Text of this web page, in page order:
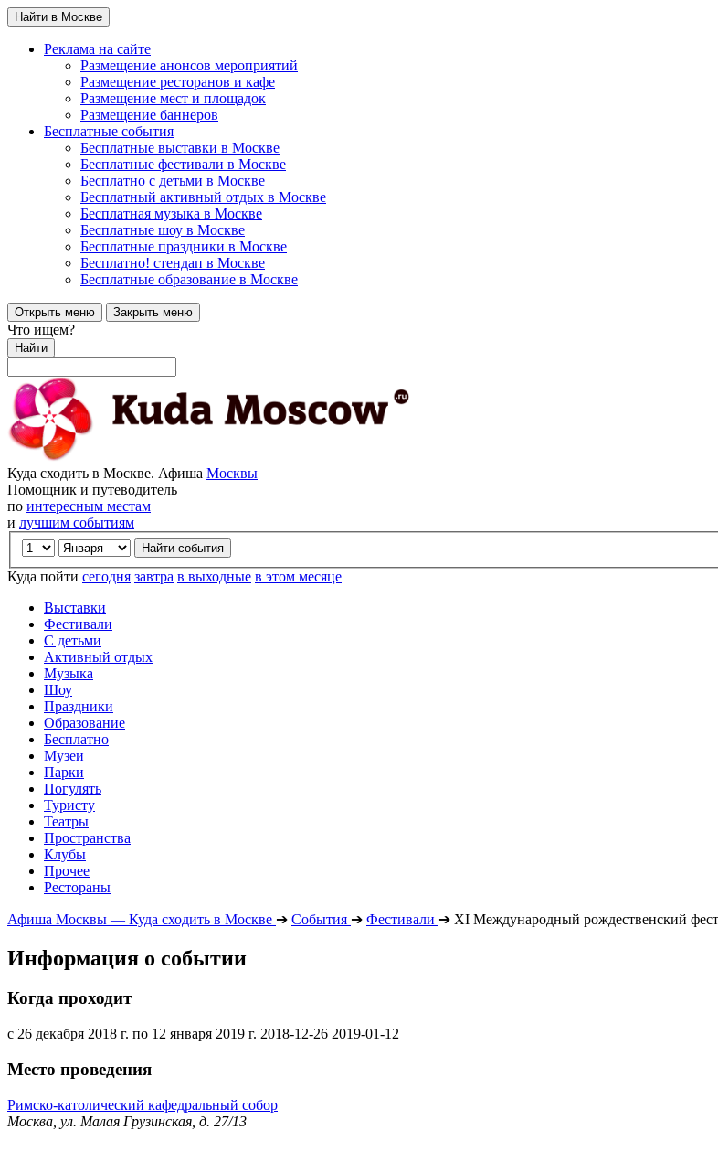
Найти в Москве
Реклама на сайте
Размещение анонсов мероприятий
Размещение ресторанов и кафе
Размещение мест и площадок
Размещение баннеров
Бесплатные события
Бесплатные выставки в Москве
Бесплатные фестивали в Москве
Бесплатно с детьми в Москве
Бесплатный активный отдых в Москве
Бесплатная музыка в Москве
Бесплатные шоу в Москве
Бесплатные праздники в Москве
Бесплатно! стендап в Москве
Бесплатные образование в Москве
Открыть меню Закрыть меню
Что ищем?
Найти
Куда сходить в Москве. Афиша Москвы
Помощник и путеводитель
по интересным местам
и лучшим событиям
Куда пойти сегодня завтра в выходные в этом месяце
Выставки
Фестивали
С детьми
Активный отдых
Музыка
Шоу
Праздники
Образование
Бесплатно
Музеи
Парки
Погулять
Туристу
Театры
Пространства
Клубы
Прочее
Рестораны
Афиша Москвы — Куда сходить в Москве ➔ События ➔ Фестивали ➔ XI Международный рождественский
Информация о событии
Когда проходит
с 26 декабря 2018 г. по 12 января 2019 г. 2018-12-26 2019-01-12
Место проведения
Римско-католический кафедральный собор
Москва, ул. Малая Грузинская, д. 27/13